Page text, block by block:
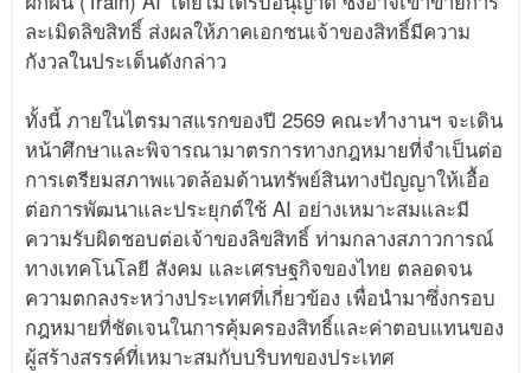
ละเมิดลิขสิทธิ์ ส่งผลให้ภาคเอกชนเจ้าของสิทธิ์มีความ
กังวลในประเด็นดังกล่าว
ทั้งนี้ ภายในไตรมาสแรกของปี 2569 คณะทำงานฯ จะเดิน
หน้าศึกษาและพิจารณามาตรการทางกฎหมายที่จำเป็นต่อ
การเตรียมสภาพแวดล้อมด้านทรัพย์สินทางปัญญาให้เอื้อ
ต่อการพัฒนาและประยุกต์ใช้ AI อย่างเหมาะสมและมี
ความรับผิดชอบต่อเจ้าของลิขสิทธิ์ ท่ามกลางสภาวการณ์
ทางเทคโนโลยี สังคม และเศรษฐกิจของไทย ตลอดจน
ความตกลงระหว่างประเทศที่เกี่ยวข้อง เพื่อนำมาซึ่งกรอบ
กฎหมายที่ชัดเจนในการคุ้มครองสิทธิ์และค่าตอบแทนของ
ผู้สร้างสรรค์ที่เหมาะสมกับบริบทของประเทศ